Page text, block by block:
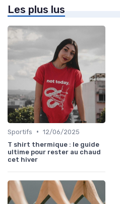
Les plus lus
Sportifs • 12/06/2025
T shirt thermique : le guide
ultime pour rester au chaud
cet hiver